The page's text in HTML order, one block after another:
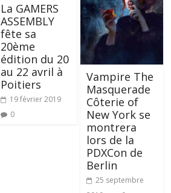
La GAMERS
ASSEMBLY
fête sa
20ème
édition du 20
au 22 avril à
Poitiers
19 février 2019
0
Vampire The
Masquerade
Côterie of
New York se
montrera
lors de la
PDXCon de
Berlin
25 septembre